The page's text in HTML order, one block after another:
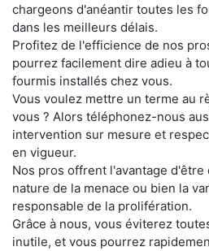
chargeons d'anéantir toutes les
dans les meilleurs délais.
Profitez de l'efficience de nos
pourrez facilement dire adieu à
fourmis installés chez vous.
Vous voulez mettre un terme au
vous ? Alors téléphonez-nous
intervention sur mesure et
en vigueur.
Nos pros offrent l'avantage
nature de la menace ou bien la
responsable de la prolifération.
Grâce à nous, vous éviterez
inutile, et vous pourrez